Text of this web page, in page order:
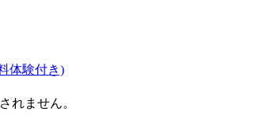
体験付き)
れません。